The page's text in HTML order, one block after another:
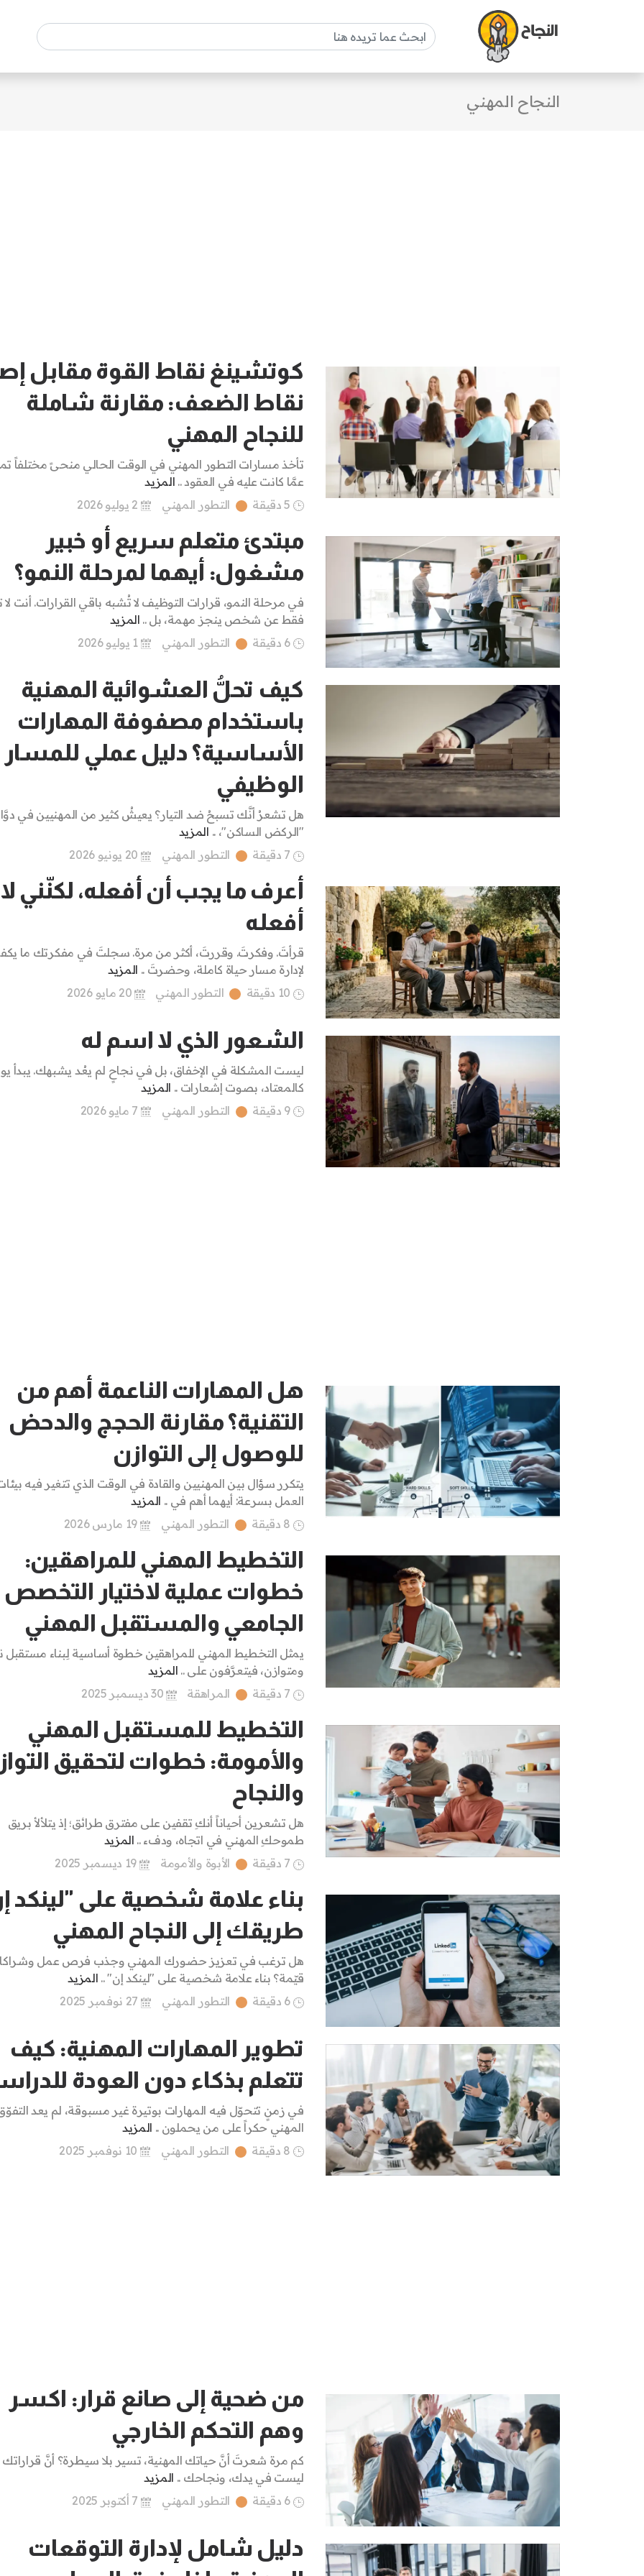
النجاح المهني
كوتشينغ نقاط القوة مقابل
نقاط الضعف: مقارنة شاملة
للنجاح المهني
تأخذ مسارات التطور المهني في الوقت الحالي منحىً مختلفاً
عمَّا كانت عليه في العقود .. المزيد
5 دقيقة
التطور المهني
مبتدئ متعلم سريع أو خبير
مشغول: أيهما لمرحلة النمو؟
في مرحلة النمو، قرارات التوظيف لا تُشبه باقي القرارات. أنت
فقط عن شخص ينجز مهمة، بل .. المزيد
6 دقيقة
التطور المهني
كيف تحلُّ العشوائية المهنية
باستخدام مصفوفة المهارات
الأساسية؟ دليل عملي للمسار
الوظيفي
هل تشعرُ أنَّك تسبحُ ضد التيار؟ يعيشُ كثير من المهنيين في
"الركض الساكن"، .. المزيد
7 دقيقة
التطور المهني
أعرف ما يجب أن أفعله، لكنّني لا
أفعله
قرأتَ. وفكرتَ. وقررتَ، أكثر من مرة. سجلتَ في مفكرتك ما
لإدارة مسار حياة كاملة، وحضرتَ .. المزيد
10 دقيقة
التطور المهني 20 مايو 2026
الشعور الذي لا اسم له
ليست المشكلة في الإخفاق، بل في نجاحٍ لم يعُد يشبهك. يبدأ
كالمعتاد، بصوت إشعارات .. المزيد
9 دقيقة
التطور المهني
هل المهارات الناعمة أهم من
التقنية؟ مقارنة الحجج والدحض
للوصول إلى التوازن
يتكرر سؤال بين المهنيين والقادة في الوقت الذي تتغير فيه
العمل بسرعة: أيهما أهم في .. المزيد
8 دقيقة
التطور المهني
التخطيط المهني للمراهقين:
خطوات عملية لاختيار التخصص
الجامعي والمستقبل المهني
يمثل التخطيط المهني للمراهقين خطوة أساسية لِبناء مستقبل
ومتوازن، فيتعرَّفون على .. المزيد
7 دقيقة
المراهقة 30 ديسمبر 2025
التخطيط للمستقبل المهني
والأمومة: خطوات لتحقيق
والنجاح
هل تشعرين أحياناً أنكِ تقفين على مفترق طرائق؛ إذ يتلألأ بريق
طموحكِ المهني في اتجاه، ودفء .. المزيد
7 دقيقة
الأبوة والأمومة
بناء علامة شخصية على "لينكد
طريقك إلى النجاح المهني
هل ترغب في تعزيز حضورك المهني وجذب فرص عمل
قيّمة؟ بناء علامة شخصية على "لينكد إن" .. المزيد
6 دقيقة
التطور المهني
تطوير المهارات المهنية: كيف
تتعلم بذكاء دون العودة
في زمنٍ تتحوّل فيه المهارات بوتيرة غير مسبوقة، لم يعد
المهني حكراً على من يحملون .. المزيد
8 دقيقة
التطور المهني
من ضحية إلى صانع قرار: اكسر
وهم التحكم الخارجي
كم مرة شعرتَ أنَّ حياتك المهنية، تسير بلا سيطرة؟ أنَّ قراراتك
ليست في يدك، ونجاحك .. المزيد
6 دقيقة
التطور المهني
دليل شامل لإدارة التوقعات